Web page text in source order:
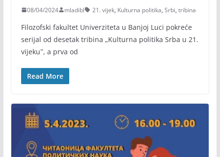
08/04/2024 mladibl 21. vijek, Kulturna politika, Srbi, tribina
Filozofski fakultet Univerziteta u Banjoj Luci pokreće
serijal od desetak tribina „Kulturna politika Srba u 21.
vijekuˮ, a prva od
Read More